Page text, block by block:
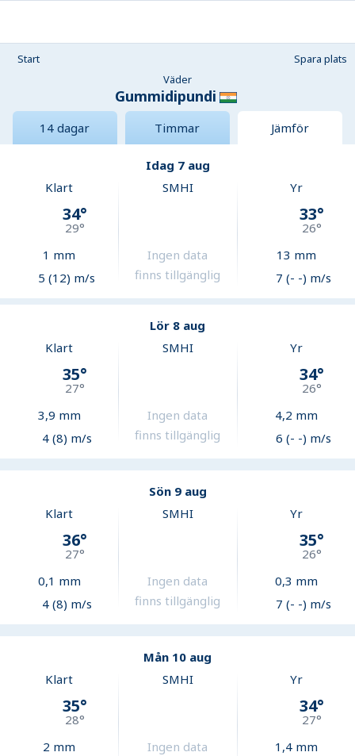
Start
Spara plats
Väder
Gummidipundi
14 dagar Timmar Jämför
Idag 7 aug
Klart
34°
29°
1 mm
5 (12) m/s
SMHI
Ingen data
finns tillgänglig
Yr
33°
26°
13 mm
7 (- -) m/s
Lör 8 aug
Klart
35°
27°
3,9 mm
4 (8) m/s
SMHI
Ingen data
finns tillgänglig
Yr
34°
26°
4,2 mm
6 (- -) m/s
Sön 9 aug
Klart
36°
27°
0,1 mm
4 (8) m/s
SMHI
Ingen data
finns tillgänglig
Yr
35°
26°
0,3 mm
7 (- -) m/s
Mån 10 aug
Klart
35°
28°
2 mm
SMHI
Ingen data
Yr
34°
27°
1,4mm